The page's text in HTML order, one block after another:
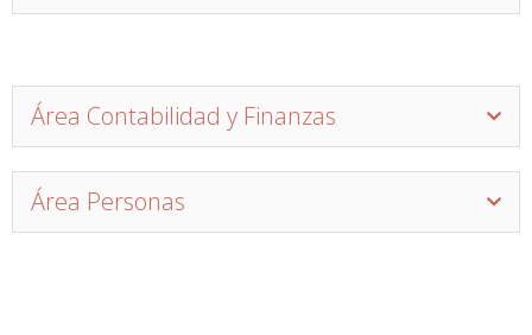
Área Contabilidad y Finanzas
Área Personas